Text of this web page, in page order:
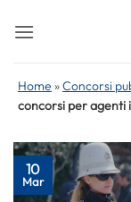
Home »Concorsi
concorsi per agenti
10
Mar